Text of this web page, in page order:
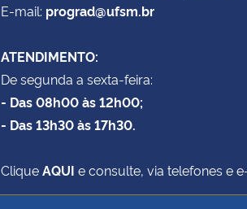
E-mail: prograd@ufsm.br
ATENDIMENTO:
De segunda a sexta-feira:
- Das 08h00 às 12h00;
- Das 13h30 às 17h30.
CliqueAQUI e consulte, via telefones e